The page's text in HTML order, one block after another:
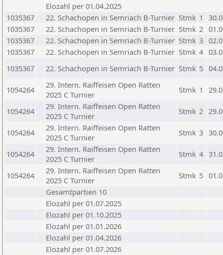
Elozahl per 01.04.2025
1035367
22. Schachopen in Semriach B-Turnier Stmk 1
1035367
22. Schachopen in Semriach B-Turnier Stmk 2
1035367
22. Schachopen in Semriach B-Turnier Stmk 3
1035367
22. Schachopen in Semriach B-Turnier Stmk 4
1035367
22. Schachopen in Semriach B-Turnier Stmk 5
1054264
29. Intern. Raiffeisen Open Ratten
2025 C Turnier
Stmk 1
1054264
29. Intern. Raiffeisen Open Ratten
2025 C Turnier
Stmk 2
1054264
29. Intern. Raiffeisen Open Ratten
2025 C Turnier
Stmk 3
1054264
29. Intern. Raiffeisen Open Ratten
2025 C Turnier
Stmk 4
1054264
29. Intern. Raiffeisen Open Ratten
2025 C Turnier
Stmk 5
Gesamtpartien 10
Elozahl per 01.07.2025
Elozahl per 01.10.2025
Elozahl per 01.01.2026
Elozahl per 01.04.2026
Elozahl per 01.07.2026